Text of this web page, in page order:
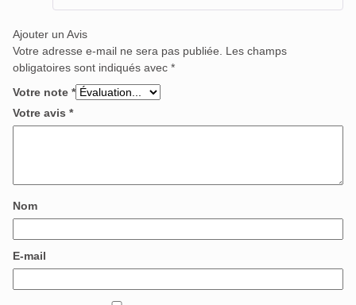
Ajouter un Avis
Votre adresse e-mail ne sera pas publiée.
Les champs
obligatoires sont indiqués avec *
Votre note *
Votre avis *
Nom
E-mail